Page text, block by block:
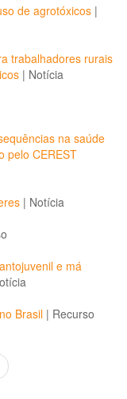
de agrotóxicos |
trabalhadores rurais
| Notícia
na saúde
pelo CEREST
| Notícia
e má
Brasil | Recurso